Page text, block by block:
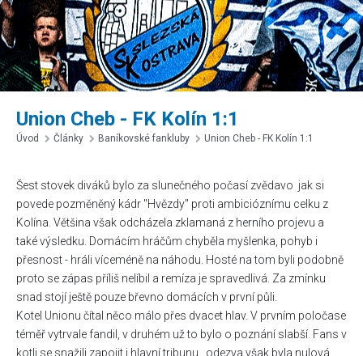
Union Cheb - FK Kolín 1:1
Úvod Články Baníkovské fankluby Union Cheb - FK Kolín 1:1
Šest stovek diváků bylo za slunečného počasí zvědavo jak si
povede pozměněný kádr "Hvězdy" proti ambicióznímu celku z
Kolína. Většina však odcházela zklamaná z herního projevu a
také výsledku. Domácím hráčům chyběla myšlenka, pohyb i
přesnost - hráli víceméně na náhodu. Hosté na tom byli podobně
proto se zápas příliš nelíbil a remíza je spravedlivá. Za zmínku
snad stojí ještě pouze břevno domácích v první půli.
Kotel Unionu čítal něco málo přes dvacet hlav. V prvním poločase
téměř vytrvale fandil, v druhém už to bylo o poznání slabší. Fans v
kotli se snažili zapojit i hlavní tribunu , odezva však byla nulová.